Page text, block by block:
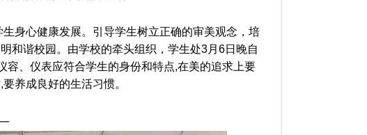
身心健康发展。引导学生树立正确的审美观念，培
和谐校园。由学校的牵头组织，学生处3月6日晚自
容、仪表应符合学生的身份和特点,在美的追求上要
养成良好的生活习惯。